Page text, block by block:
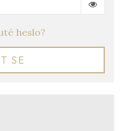
heslo?
SE